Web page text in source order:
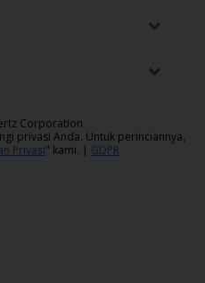
Corporation
privasi Anda. Untuk perinciannya,
Privasi" kami. | GDPR